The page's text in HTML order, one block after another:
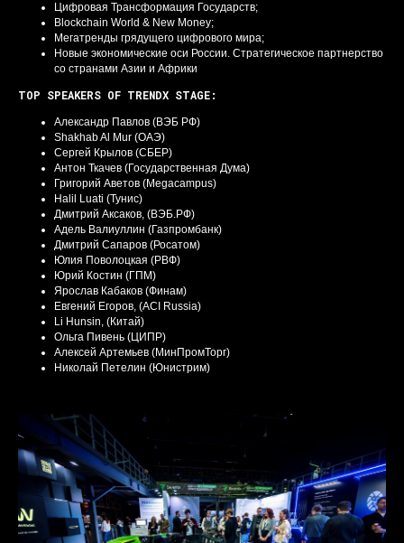
Цифровая Трансформация Государств;
Blockchain World & New Money;
Мегатренды грядущего цифрового мира;
Новые экономические оси России. Стратегическое партнерство
со странами Азии и Африки
TOP SPEAKERS OF TRENDX STAGE:
Александр Павлов (ВЭБ РФ)
Shakhab Al Mur (ОАЭ)
Сергей Крылов (СБЕР)
Антон Ткачев (Государственная Дума)
Григорий Аветов (Megacampus)
Halil Luati (Тунис)
Дмитрий Аксаков, (ВЭБ.РФ)
Адель Валиуллин (Газпромбанк)
Дмитрий Сапаров (Росатом)
Юлия Поволоцкая (РВФ)
Юрий Костин (ГПМ)
Ярослав Кабаков (Финам)
Евгений Егоров, (ACI Russia)
Li Hunsin, (Китай)
Ольга Пивень (ЦИПР)
Алексей Артемьев (МинПромТорг)
Николай Петелин (Юнистрим)